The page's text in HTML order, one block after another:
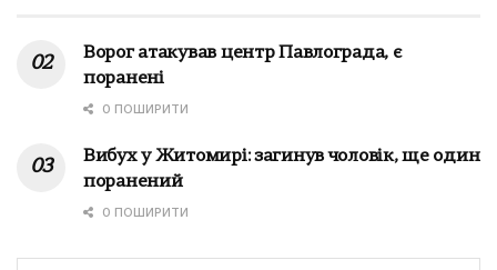
Ворог атакував центр Павлограда, є
поранені
0 ПОШИРИТИ
Вибух у Житомирі: загинув чоловік, ще один
поранений
0 ПОШИРИТИ